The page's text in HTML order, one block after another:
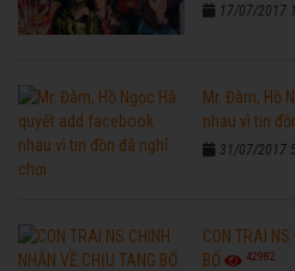
17/07/2017
Mr. Đàm, Hồ
nhau vì tin
31/07/2017
CON TRAI NS
BỐ
42982